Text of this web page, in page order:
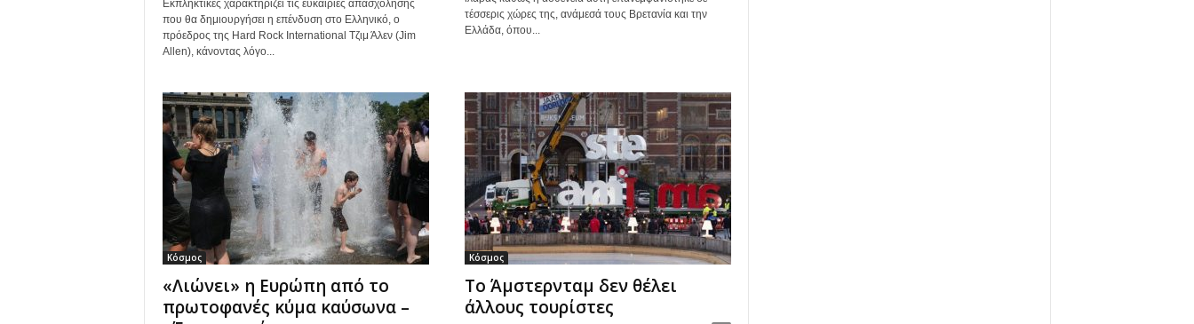
Εκπληκτικές χαρακτηρίζει τις ευκαιρίες απασχόλησης
που θα δημιουργήσει η επένδυση στο Ελληνικό, ο
πρόεδρος της Hard Rock International Τζιμ Άλεν (Jim
Allen), κάνοντας λόγο...
τέσσερις χώρες της, ανάμεσά τους Βρετανία και την
Ελλάδα, όπου...
Κόσμος
«Λιώνει» η Ευρώπη από το
πρωτοφανές κύμα καύσωνα –
Κόσμος
Το Άμστερνταμ δεν θέλει
άλλους τουρίστες